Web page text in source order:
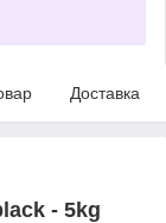
Доставка
- 5kg